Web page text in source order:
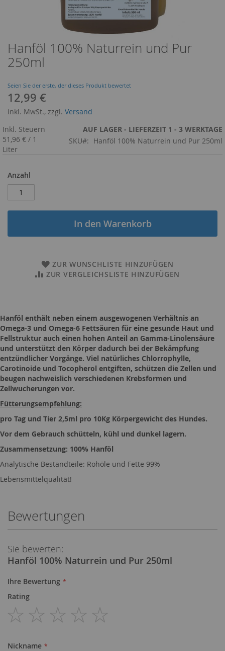
Hanföl 100% Naturrein und Pur
250ml
Seien Sie der erste, der dieses Produkt bewertet
12,99 €
inkl. MwSt., zzgl. Versand
AUF LAGER - LIEFERZEIT 1 - 3 WERKTAGE
SKU
Hanföl 100% Naturrein und Pur 250ml
Inkl. Steuern
51,96 € / 1
Liter
Anzahl
In den Warenkorb
ZUR WUNSCHLISTE HINZUFÜGEN
ZUR VERGLEICHSLISTE HINZUFÜGEN
Zum
Anfang
der
springen
Hanföl enthält neben einem ausgewogenen Verhältnis an
Omega-3 und Omega-6 Fettsäuren für eine gesunde Haut und
Fellstruktur auch einen hohen Anteil an Gamma-Linolensäure
und unterstützt den Körper dadurch bei der Bekämpfung
entzündlicher Vorgänge. Viel natürliches Chlorrophylle,
Carotinoide und Tocopherol entgiften, schützen die Zellen und
beugen nachweislich verschiedenen Krebsformen und
Zellwucherungen vor.
Fütterungsempfehlung:
pro Tag und Tier 2,5ml pro 10Kg Körpergewicht des Hundes.
Vor dem Gebrauch schütteln, kühl und dunkel lagern.
Zusammensetzung: 100% Hanföl
Analytische Bestandteile: Rohöle und Fette 99%
Lebensmittelqualität!
Bewertungen
Sie bewerten:
Hanföl 100% Naturrein und Pur 250ml
Ihre Bewertung
Rating
Nickname